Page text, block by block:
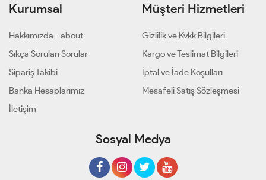
Kurumsal
Hakkımızda - about
Sıkça Sorulan Sorular
Sipariş Takibi
Banka Hesaplarımız
İletişim
Müşteri Hizmetleri
Gizlilik ve Kvkk Bilgileri
Kargo ve Teslimat Bilgileri
İptal ve İade Koşulları
Mesafeli Satış Sözleşmesi
Sosyal Medya